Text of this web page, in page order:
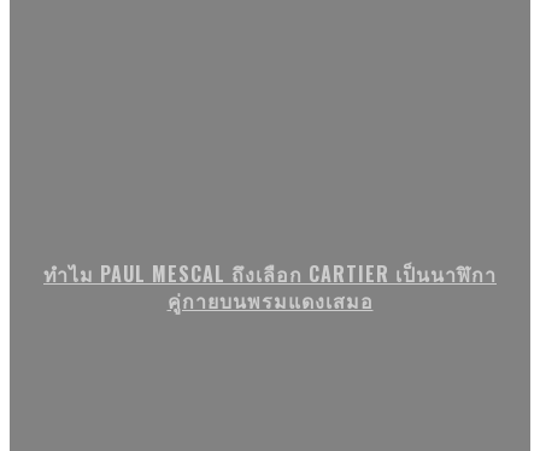
ทำไม PAUL MESCAL ถึงเลือก CARTIER เป็นนาฬิกา
คู่กายบนพรมแดงเสมอ